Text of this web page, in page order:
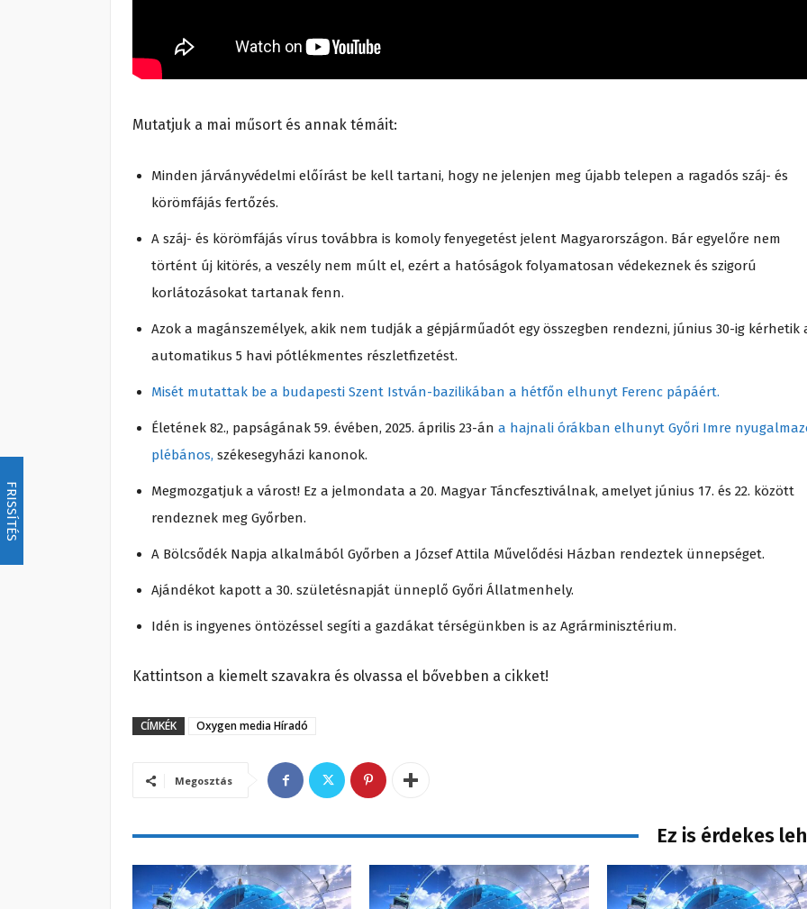
FRISSÍTÉS
Mutatjuk a mai műsort és annak témáit:
Minden járványvédelmi előírást be kell tartani, hogy ne jelenjen meg újabb telepen a ragadós száj- és
körömfájás fertőzés.
A száj- és körömfájás vírus továbbra is komoly fenyegetést jelent Magyarországon. Bár egyelőre nem
történt új kitörés, a veszély nem múlt el, ezért a hatóságok folyamatosan védekeznek és szigorú
korlátozásokat tartanak fenn.
Azok a magánszemélyek, akik nem tudják a gépjárműadót egy összegben rendezni, június 30-ig kérhetik
automatikus 5 havi pótlékmentes részletfizetést.
Misét mutattak be a budapesti Szent István-bazilikában a hétfőn elhunyt Ferenc pápáért.
Életének 82., papságának 59. évében, 2025. április 23-án a hajnali órákban elhunyt Győri Imre
plébános, székesegyházi kanonok.
Megmozgatjuk a várost! Ez a jelmondata a 20. Magyar Táncfesztiválnak, amelyet június 17. és 22. között
rendeznek meg Győrben.
A Bölcsődék Napja alkalmából Győrben a József Attila Művelődési Házban rendeztek ünnepséget.
Ajándékot kapott a 30. születésnapját ünneplő Győri Állatmenhely.
Idén is ingyenes öntözéssel segíti a gazdákat térségünkben is az Agrárminisztérium.
Kattintson a kiemelt szavakra és olvassa el bővebben a cikket!
CÍMKÉK Oxygen media Híradó
Megosztás
Ez is érdekes